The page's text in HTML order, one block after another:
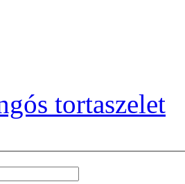
tortaszelet